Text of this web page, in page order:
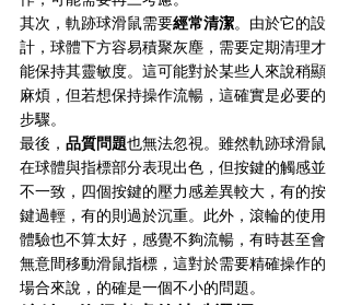
其次，軌跡球滑鼠需要經常清潔。由於它的設
計，球體下方容易積聚灰塵，需要定期清理才
能保持其靈敏度。這可能對於某些人來說稍顯
麻煩，但若想保持操作流暢，這確實是必要的
步驟。
最後， 品質問題也無法忽視。雖然軌跡球滑鼠
在球體與指標部分表現出色，但按鍵的觸感並
不一致，四個按鍵的壓力感差異較大，有的按
鍵過輕，有的則過於沉重。此外，滾輪的使用
體驗也不算太好，感覺不夠流暢，有時甚至會
無意間移動滑鼠指標，這對於需要精確操作的
場合來說，的確是一個不小的問題。